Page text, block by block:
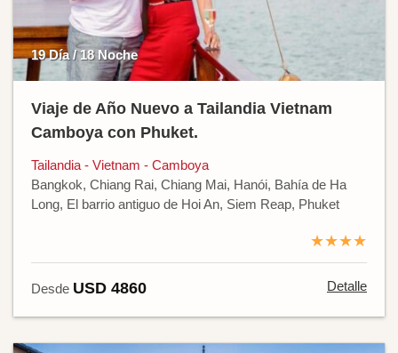
19 Día / 18 Noche
Viaje de Año Nuevo a Tailandia Vietnam
Camboya con Phuket.
Tailandia - Vietnam - Camboya
Bangkok, Chiang Rai, Chiang Mai, Hanói, Bahía de Ha
Long, El barrio antiguo de Hoi An, Siem Reap, Phuket
★★★★
Desde USD 4860 Detalle